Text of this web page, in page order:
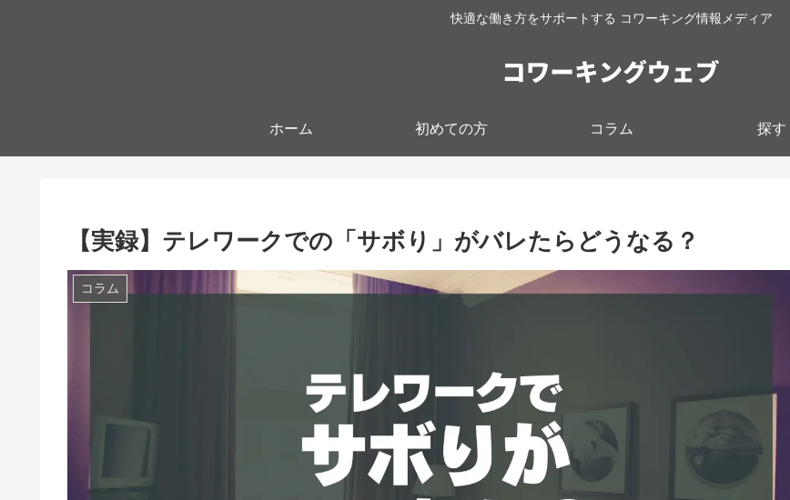
快適な働き方をサポートする コワーキング情報メディア
ホーム 初めての方 コラム 探す
【実録】テレワークでの「サボり」がバレたらどうなる？
コラム